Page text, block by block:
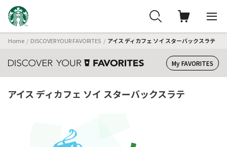
Home DISCOVER YOUR FAVORITES アイス ディカフェ ソイ スターバックスラテ
My FAVORITES
アイス ディカフェ ソイ スターバックスラテ